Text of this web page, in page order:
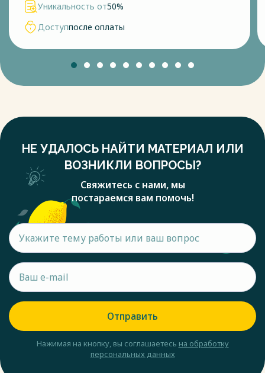
Уникальность от50%
Доступпосле оплаты
НЕ УДАЛОСЬ НАЙТИ МАТЕРИАЛ ИЛИ
ВОЗНИКЛИ ВОПРОСЫ?
Свяжитесь с нами, мы
постараемся вам помочь!
Отправить
Нажимая на кнопку, вы соглашаетесь на обработку
персональных данных